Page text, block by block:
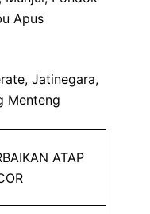
Apus
Jatinegara,
Menteng
ATAP